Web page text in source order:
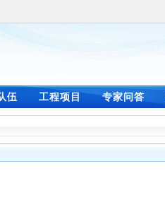
伍 工程项目 专家问答